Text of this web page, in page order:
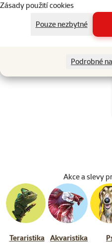
Zásady použití cookies
Pouze nezbytné
Podrobné
Akce a slevy
Teraristika Akvaristika